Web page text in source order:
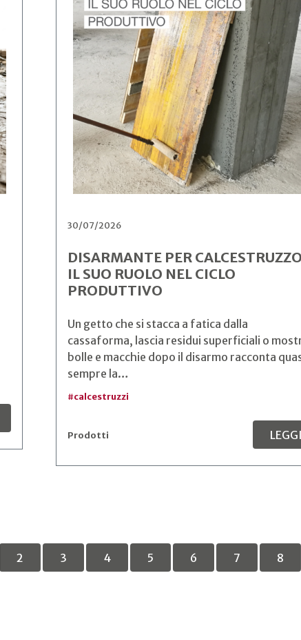
30/07/2026
DISARMANTE PER
IL SUO RUOLO NEL CICLO
PRODUTTIVO
Un getto che si stacca a fatica dalla
cassaforma, lascia residui superficiali o
bolle e macchie dopo il disarmo racconta
sempre la…
#calcestruzzi
Prodotti LEGGI
2 3 4 5 6 7 8